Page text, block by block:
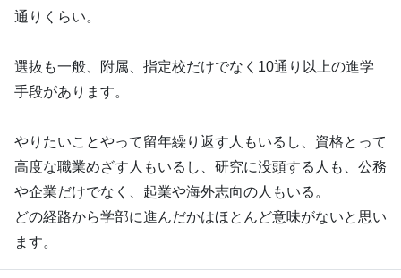
通りくらい。
選抜も一般、附属、指定校だけでなく10通り以上の進学
手段があります。
やりたいことやって留年繰り返す人もいるし、資格とって
高度な職業めざす人もいるし、研究に没頭する人も、公務
や企業だけでなく、起業や海外志向の人もいる。
どの経路から学部に進んだかはほとんど意味がないと思い
ます。